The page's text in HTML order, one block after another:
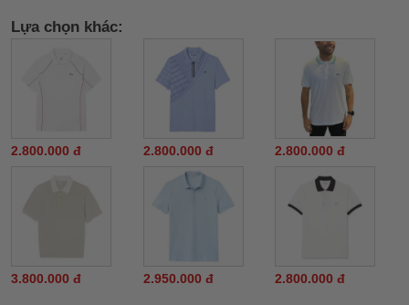
Lựa chọn khác:
2.800.000 đ 2.800.000 đ 2.800.000 đ
3.800.000 đ 2.950.000 đ 2.800.000 đ